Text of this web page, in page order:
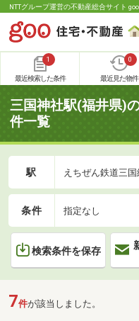
NTTグループ運営の不動産総合サイト
1
最近検索した条件
0
最近見た物件
三国神社駅(福井県)
件一覧
駅 えちぜん鉄道三
条件 指定なし
検索条件を保存
7件が該当しました。